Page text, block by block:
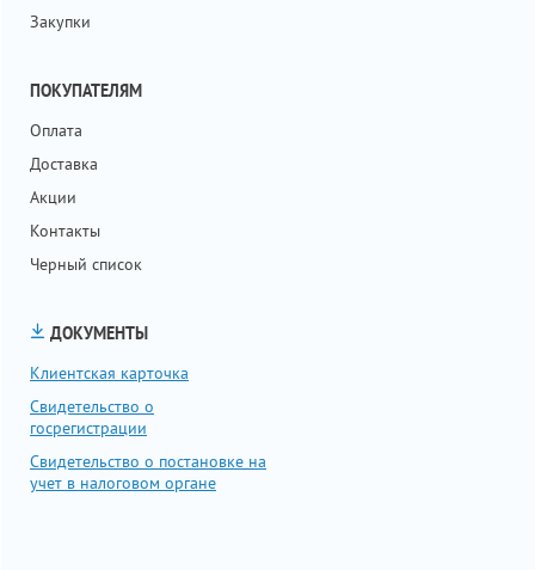
Закупки
ПОКУПАТЕЛЯМ
Оплата
Доставка
Акции
Контакты
Черный список
ДОКУМЕНТЫ
Клиентская карточка
Свидетельство о
госрегистрации
Свидетельство о постановке на
учет в налоговом органе